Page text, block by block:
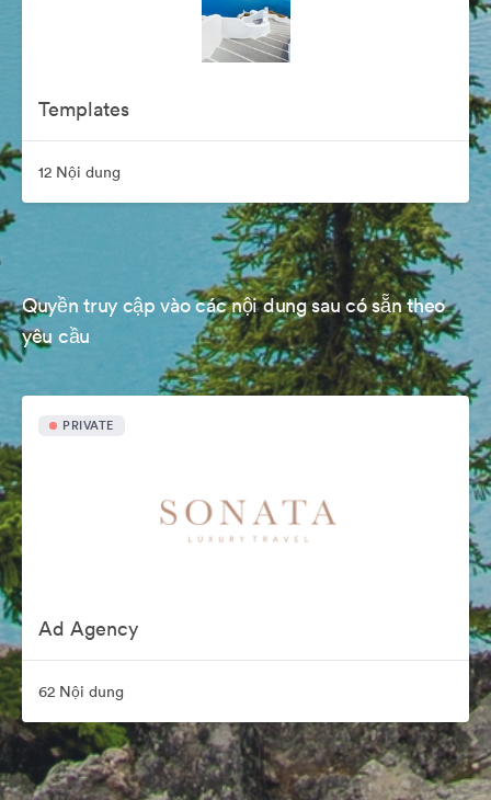
Templates
12 Nội dung
Quyền truy cập vào các nội dung sau có sẵn theo
yêu cầu
PRIVATE
Ad Agency
62 Nội dung